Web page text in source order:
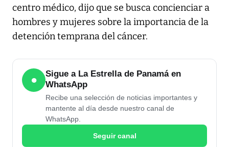
centro médico, dijo que se busca concienciar a
hombres y mujeres sobre la importancia de la
detención temprana del cáncer.
●
Sigue a La Estrella de Panamá en
WhatsApp
Recibe una selección de noticias importantes y
mantente al día desde nuestro canal de
WhatsApp.
Seguir canal